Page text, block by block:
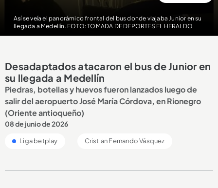
Así se veía el panorámico frontal del bus donde viajaba Junior en su
llegada a Medellín. FOTO: TOMADA DE DEPORTES EL HERALDO
Desadaptados atacaron el bus de Junior en
su llegada a Medellín
Piedras, botellas y huevos fueron lanzados luego de
salir del aeropuerto José María Córdova, en Rionegro
(Oriente antioqueño)
08 de junio de 2026
Liga betplay Cristian Fernando Vásquez